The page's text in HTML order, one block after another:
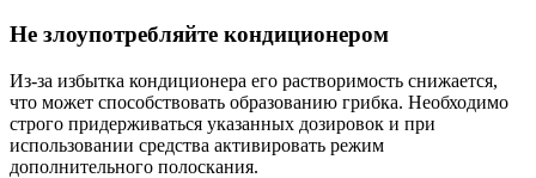
Не злоупотребляйте кондиционером
Из-за избытка кондиционера его растворимость снижается,
что может способствовать образованию грибка. Необходимо
строго придерживаться указанных дозировок и при
использовании средства активировать режим
дополнительного полоскания.